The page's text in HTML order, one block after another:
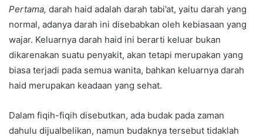
Pertama, darah haid adalah darah tabi’at, yaitu darah yang
normal, adanya darah ini disebabkan oleh kebiasaan yang
wajar. Keluarnya darah haid ini berarti keluar bukan
dikarenakan suatu penyakit, akan tetapi merupakan yang
biasa terjadi pada semua wanita, bahkan keluarnya darah
haid merupakan keadaan yang sehat.
Dalam fiqih-fiqih disebutkan, ada budak pada zaman
dahulu dijualbelikan, namun budaknya tersebut tidaklah